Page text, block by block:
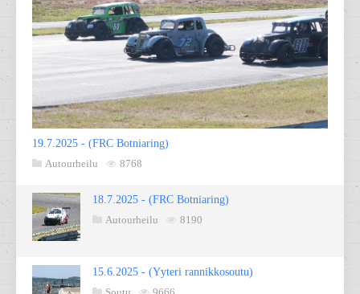
19.7.2025 - (FRC Botniaring)
Autourheilu
8768
18.7.2025 - (FRC Botniaring)
Autourheilu
8190
15.6.2025 - (Yyteri rannikkosoutu)